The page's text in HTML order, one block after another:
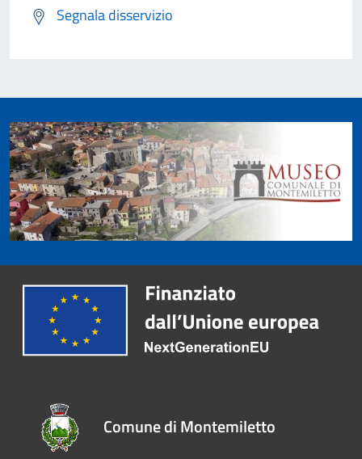
Segnala disservizio
Comune di Montemiletto